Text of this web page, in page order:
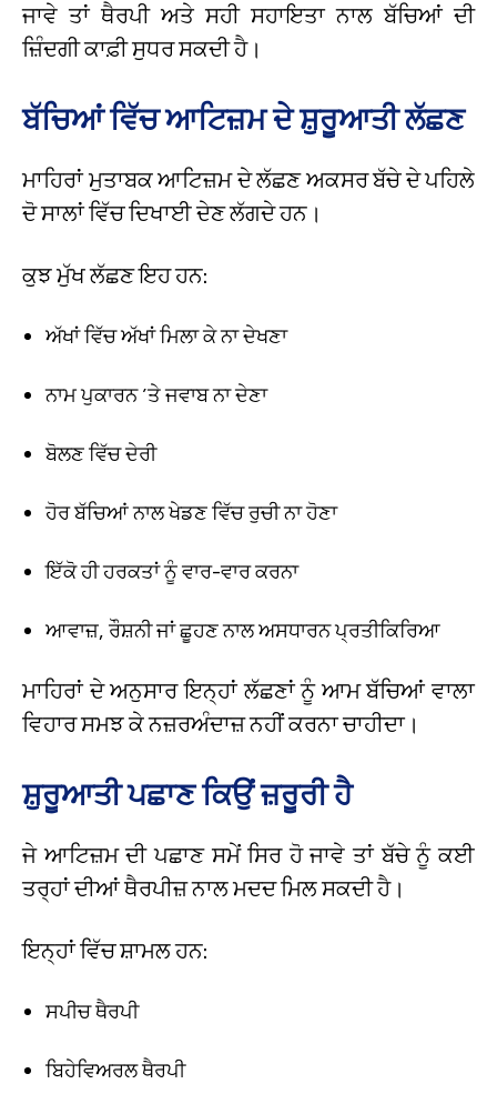
ਜਾਵੇ ਤਾਂ ਥੈਰਪੀ ਅਤੇ ਸਹੀ ਸਹਾਇਤਾ ਨਾਲ ਬੱਚਿਆਂ ਦੀ
ਜ਼ਿੰਦਗੀ ਕਾਫ਼ੀ ਸੁਧਰ ਸਕਦੀ ਹੈ।
ਬੱਚਿਆਂ ਵਿੱਚ ਆਟਿਜ਼ਮ ਦੇ ਸ਼ੁਰੂਆਤੀ ਲੱਛਣ
ਮਾਹਿਰਾਂ ਮੁਤਾਬਕ ਆਟਿਜ਼ਮ ਦੇ ਲੱਛਣ ਅਕਸਰ ਬੱਚੇ ਦੇ ਪਹਿਲੇ
ਦੋ ਸਾਲਾਂ ਵਿੱਚ ਦਿਖਾਈ ਦੇਣ ਲੱਗਦੇ ਹਨ।
ਕੁਝ ਮੁੱਖ ਲੱਛਣ ਇਹ ਹਨ:
ਅੱਖਾਂ ਵਿੱਚ ਅੱਖਾਂ ਮਿਲਾ ਕੇ ਨਾ ਦੇਖਣਾ
ਨਾਮ ਪੁਕਾਰਨ ’ਤੇ ਜਵਾਬ ਨਾ ਦੇਣਾ
ਬੋਲਣ ਵਿੱਚ ਦੇਰੀ
ਹੋਰ ਬੱਚਿਆਂ ਨਾਲ ਖੇਡਣ ਵਿੱਚ ਰੁਚੀ ਨਾ ਹੋਣਾ
ਇੱਕੋ ਹੀ ਹਰਕਤਾਂ ਨੂੰ ਵਾਰ-ਵਾਰ ਕਰਨਾ
ਆਵਾਜ਼, ਰੌਸ਼ਨੀ ਜਾਂ ਛੂਹਣ ਨਾਲ ਅਸਧਾਰਨ ਪ੍ਰਤੀਕਿਰਿਆ
ਮਾਹਿਰਾਂ ਦੇ ਅਨੁਸਾਰ ਇਨ੍ਹਾਂ ਲੱਛਣਾਂ ਨੂੰ ਆਮ ਬੱਚਿਆਂ ਵਾਲਾ
ਵਿਹਾਰ ਸਮਝ ਕੇ ਨਜ਼ਰਅੰਦਾਜ਼ ਨਹੀਂ ਕਰਨਾ ਚਾਹੀਦਾ।
ਸ਼ੁਰੂਆਤੀ ਪਛਾਣ ਕਿਉਂ ਜ਼ਰੂਰੀ ਹੈ
ਜੇ ਆਟਿਜ਼ਮ ਦੀ ਪਛਾਣ ਸਮੇਂ ਸਿਰ ਹੋ ਜਾਵੇ ਤਾਂ ਬੱਚੇ ਨੂੰ ਕਈ
ਤਰ੍ਹਾਂ ਦੀਆਂ ਥੈਰਪੀਜ਼ ਨਾਲ ਮਦਦ ਮਿਲ ਸਕਦੀ ਹੈ।
ਇਨ੍ਹਾਂ ਵਿੱਚ ਸ਼ਾਮਲ ਹਨ:
ਸਪੀਚ ਥੈਰਪੀ
ਬਿਹੇਵਿਅਰਲ ਥੈਰਪੀ